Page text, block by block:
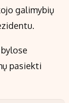
galimybių
pasiekti